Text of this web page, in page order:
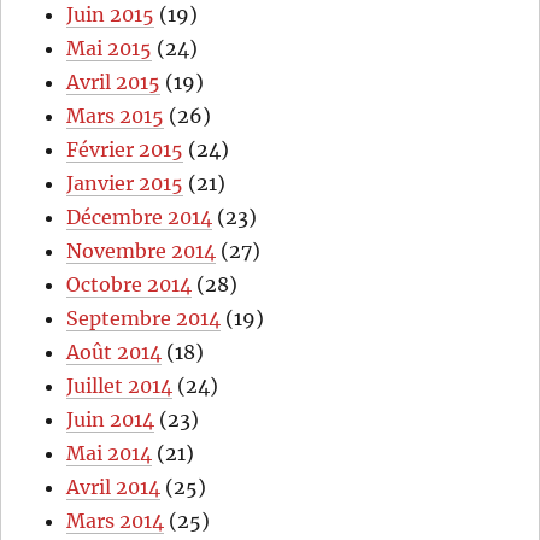
Juin 2015 (19)
Mai 2015 (24)
Avril 2015 (19)
Mars 2015 (26)
Février 2015 (24)
Janvier 2015 (21)
Décembre 2014 (23)
Novembre 2014 (27)
Octobre 2014 (28)
Septembre 2014 (19)
Août 2014 (18)
Juillet 2014 (24)
Juin 2014 (23)
Mai 2014 (21)
Avril 2014 (25)
Mars 2014 (25)